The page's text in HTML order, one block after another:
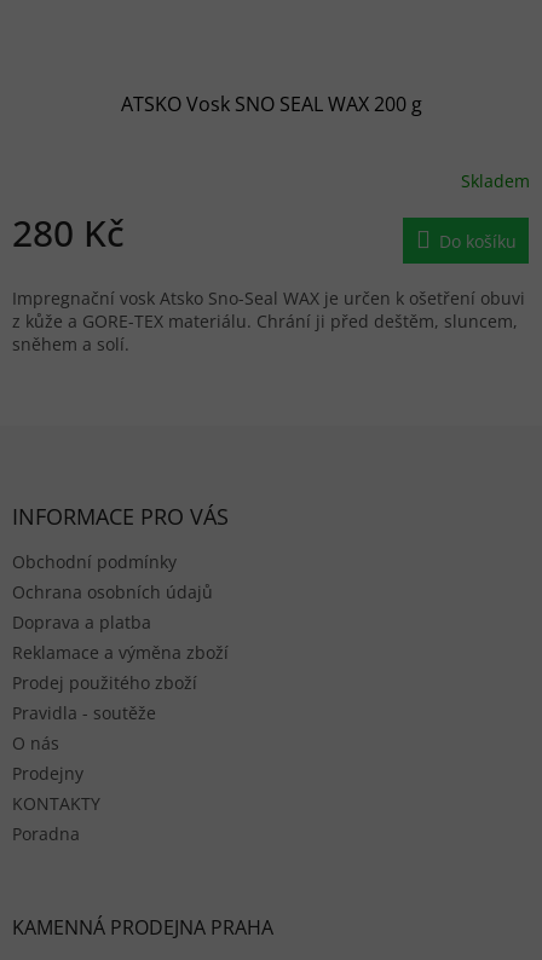
ATSKO Vosk SNO SEAL WAX 200 g
Skladem
280 Kč Do košíku
Impregnační vosk Atsko Sno-Seal WAX je určen k ošetření obuvi
z kůže a GORE-TEX materiálu. Chrání ji před deštěm, sluncem,
sněhem a solí.
INFORMACE PRO VÁS
Obchodní podmínky
Ochrana osobních údajů
Doprava a platba
Reklamace a výměna zboží
Prodej použitého zboží
Pravidla - soutěže
O nás
Prodejny
KONTAKTY
Poradna
KAMENNÁ PRODEJNA PRAHA